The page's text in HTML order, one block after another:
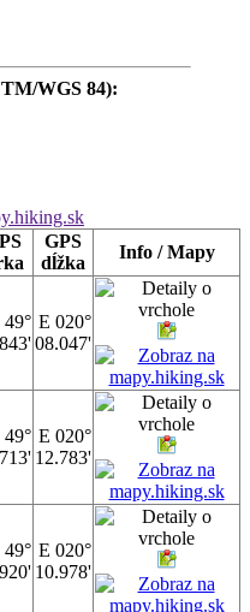
WGS 84):
GPS
dĺžka
Info / Mapy
E 020°
08.047'
E 020°
12.783'
E 020°
10.978'